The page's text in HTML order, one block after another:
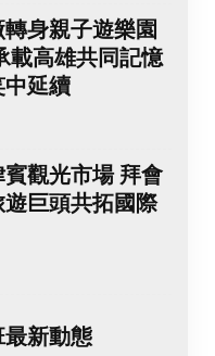
身親子遊樂園
載高雄共同記憶
延續
觀光市場 拜會
巨頭共拓國際
新動態